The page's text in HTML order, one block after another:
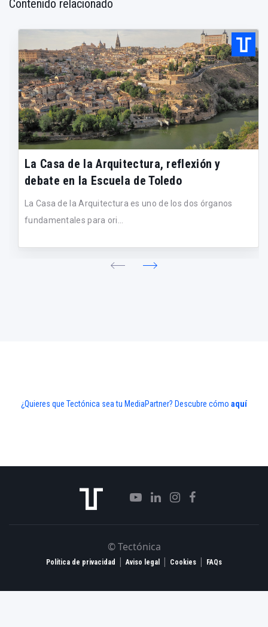
Contenido relacionado
La Casa de la Arquitectura, reflexión y
debate en la Escuela de Toledo
La Casa de la Arquitectura es uno de los dos órganos
fundamentales para ori...
¿Quieres que Tectónica sea tu MediaPartner? Descubre cómo aquí
© Tectónica
Política de privacidad |Aviso legal | Cookies | FAQs